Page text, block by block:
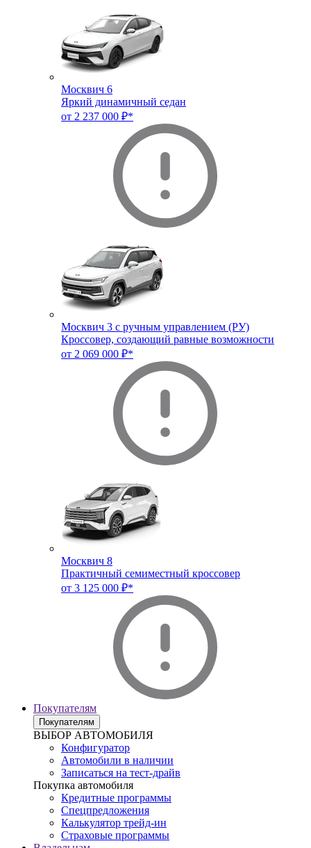
Москвич 6
Яркий динамичный седан
от 2 237 000 ₽*
Москвич 3 с ручным управлением (РУ)
Кроссовер, создающий равные возможности
от 2 069 000 ₽*
Москвич 8
Практичный семиместный кроссовер
от 3 125 000 ₽*
Покупателям
Покупателям
ВЫБОР АВТОМОБИЛЯ
Конфигуратор
Автомобили в наличии
Записаться на тест-драйв
Покупка автомобиля
Кредитные программы
Спецпредложения
Калькулятор трейд-ин
Страховые программы